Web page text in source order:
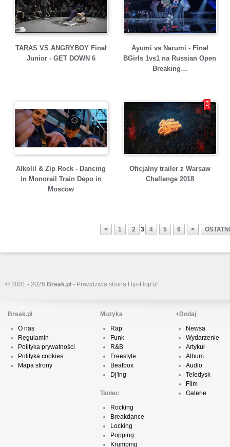
TARAS VS ANGRYBOY Finał
Junior - GET DOWN 6
Ayumi vs Narumi - Finał
BGirls 1vs1 na Russian Open
Breaking…
Alkolil & Zip Rock - Dancing
in Monorail Train Depo in
Moscow
Oficjalny trailer z Warsaw
Challenge 2018
< 1 2 3 4 5 6 >
© 2001 - 2026 Break.pl - Prawdziwa strona Hip-Hop'u!
Break.pl
O nas
Regulamin
Polityka prywatności
Polityka cookies
Mapa strony
Muzyka
Rap
Funk
R&B
Freestyle
Beatbox
Dj'ing
Taniec
Rocking
Breakdance
Locking
Popping
Krumping
+Dodaj
Newsa
Wydarzenie
Artykuł
Album
Audio
Teledysk
Film
Galerie